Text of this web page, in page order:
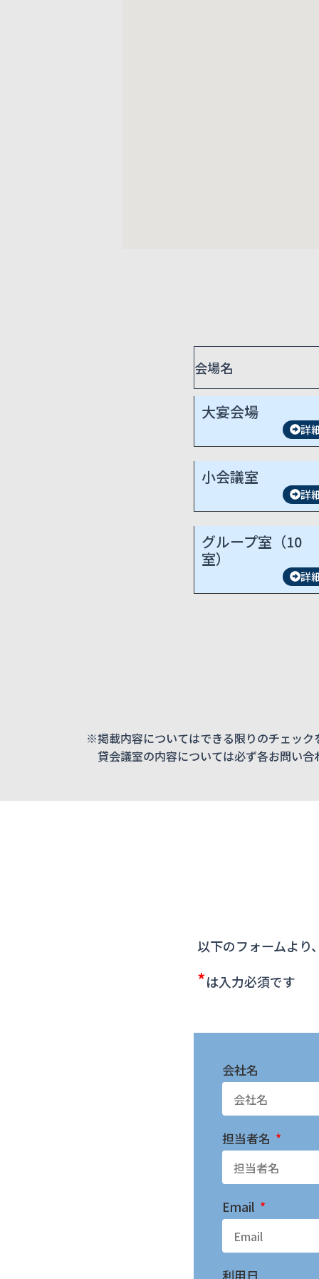
会場名
大宴会場
詳
小会議室
詳
グループ室（10
室）
詳
※掲載内容についてはできる限りのチェッ
貸会議室の内容については必ず各お問い合
以下のフォームより
*は入力必須です
会社名
担当者名
Email
利用日